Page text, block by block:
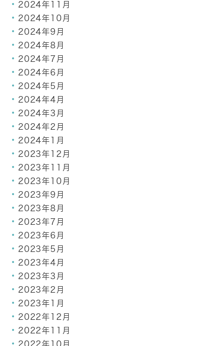
2024年11月
2024年10月
2024年9月
2024年8月
2024年7月
2024年6月
2024年5月
2024年4月
2024年3月
2024年2月
2024年1月
2023年12月
2023年11月
2023年10月
2023年9月
2023年8月
2023年7月
2023年6月
2023年5月
2023年4月
2023年3月
2023年2月
2023年1月
2022年12月
2022年11月
2022年10月